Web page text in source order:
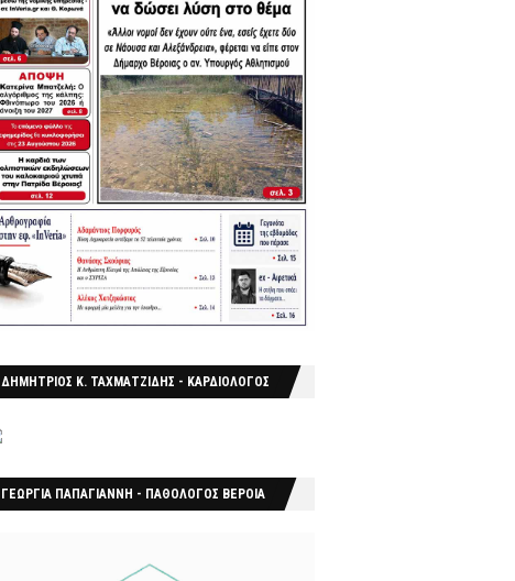
ΔΗΜΗΤΡΙΟΣ Κ. ΤΑΧΜΑΤΖΙΔΗΣ - ΚΑΡΔΙΟΛΟΓΟΣ
ΓΕΩΡΓΙΑ ΠΑΠΑΓΙΑΝΝΗ - ΠΑΘΟΛΟΓΟΣ ΒΕΡΟΙΑ